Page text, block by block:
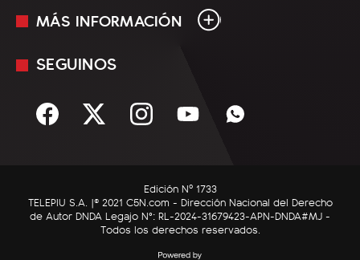
En Vivo
Sociedad
C5N Autos
RatingCero
MÁS INFORMACIÓN
Mediakit
Términos y condiciones
SEGUINOS
Edición Nº 1733
TELEPIU S.A. |© 2021 C5N.com - Dirección Nacional del Derecho
de Autor DNDA Legajo N°: RL-2024-31679423-APN-DNDA#MJ -
Todos los derechos reservados.